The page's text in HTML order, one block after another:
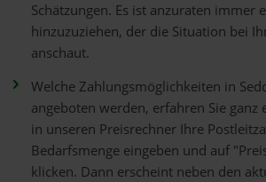
Schätzungen. Es ist anzuraten immer
hinzuzuziehen, der die Situation bei
anschaut.
Welche Zahlungsmöglichkeiten in
angeboten werden, erfahren Sie ganz
in unseren Preisrechner Ihre
Bedarfsmenge eingeben und auf
klicken. Dann erscheint neben den